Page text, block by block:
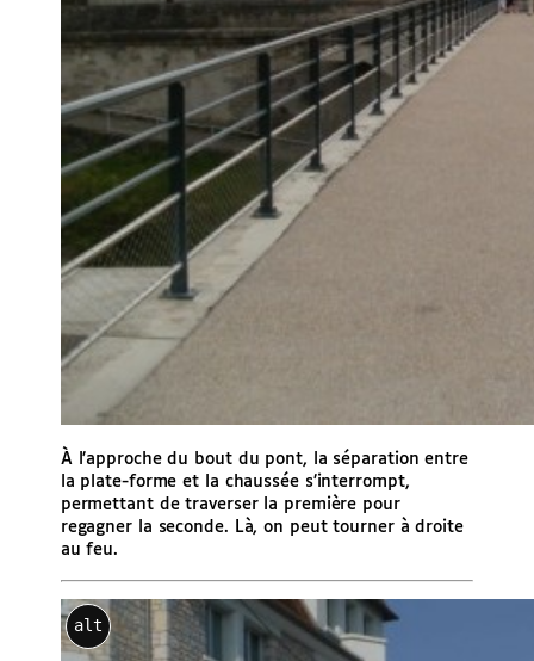
À l’approche du bout du pont, la séparation entre
la plate-forme et la chaussée s’interrompt,
permettant de traverser la première pour
regagner la seconde. Là, on peut tourner à droite
au feu.
alt